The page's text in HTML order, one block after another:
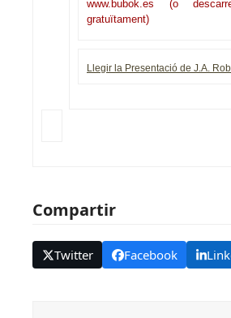
www.bubok.es (o
gratuïtament)
Llegir la Presentació de J.A.
Compartir
Twitter Facebook